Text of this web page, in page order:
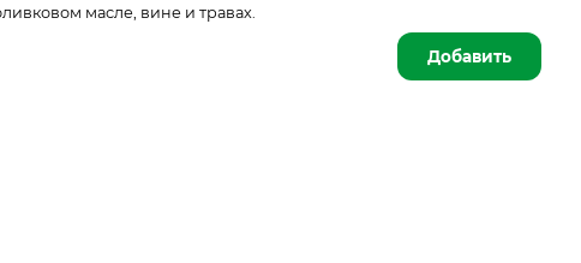
масле, вине и травах.
Добавить